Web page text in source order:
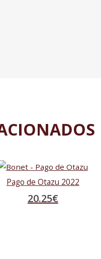
Pago de Otazu 2022
20.25€